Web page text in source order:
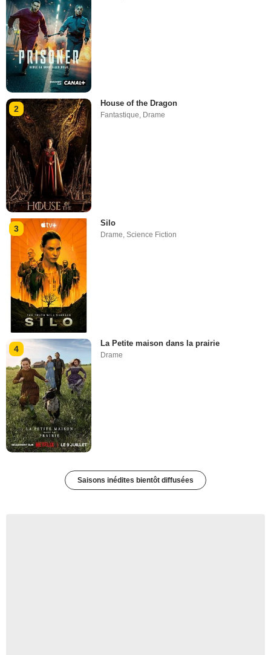
2
House of the Dragon
Fantastique, Drame
3
Silo
Drame,Science Fiction
4
La Petite maison dans la prairie
Drame
Saisons inédites bientôt diffusées